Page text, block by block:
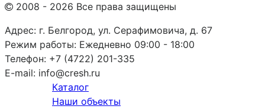
2008 - 2026 Все права защищены
Адрес: г. Белгород, ул. Серафимовича, д. 67
Режим работы: Ежедневно 09:00 - 18:00
Телефон: +7 (4722) 201-335
E-mail: info@cresh.ru
Каталог
Наши объекты